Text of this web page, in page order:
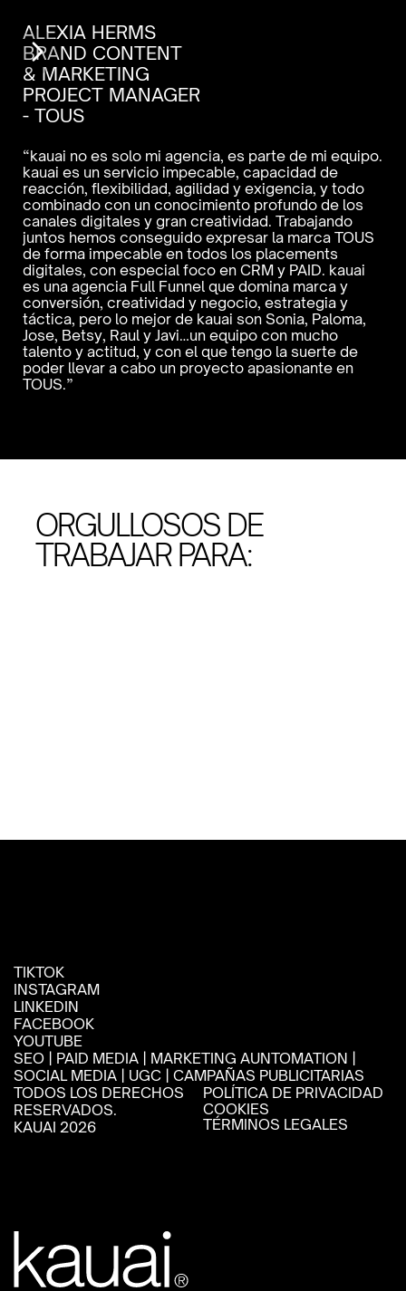
ALEXIA HERMS
BRAND CONTENT
& MARKETING
PROJECT MANAGER
- TOUS
“kauai no es solo mi agencia, es parte de mi equipo.
kauai es un servicio impecable, capacidad de
reacción, flexibilidad, agilidad y exigencia, y todo
combinado con un conocimiento profundo de los
canales digitales y gran creatividad. Trabajando
juntos hemos conseguido expresar la marca TOUS
de forma impecable en todos los placements
digitales, con especial foco en CRM y PAID. kauai
es una agencia Full Funnel que domina marca y
conversión, creatividad y negocio, estrategia y
táctica, pero lo mejor de kauai son Sonia, Paloma,
Jose, Betsy, Raul y Javi…un equipo con mucho
talento y actitud, y con el que tengo la suerte de
poder llevar a cabo un proyecto apasionante en
TOUS.”
ORGULLOSOS DE
TRABAJAR PARA:
TIKTOK
INSTAGRAM
LINKEDIN
FACEBOOK
YOUTUBE
SEO ‎| PAID MEDIA ‎| MARKETING AUNTOMATION ‎|
SOCIAL MEDIA | UGC ‎| CAMPAÑAS PUBLICITARIAS
POLÍTICA DE PRIVACIDAD
COOKIES
TÉRMINOS LEGALES
TODOS LOS DERECHOS
RESERVADOS.
KAUAI 2026